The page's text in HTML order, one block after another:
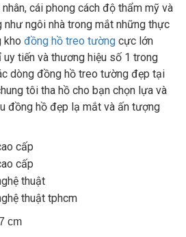
cái phong cách độ thẩm mỹ và
ngôi nhà trong mắt những thực
kho đồng hồ treo tường cực lớn
tiến và thương hiệu số 1 trong
dòng đồng hồ treo tường đẹp tại
tôi tha hồ cho bạn chọn lựa và
đồng hồ đẹp lạ mắt và ấn tượng
cm